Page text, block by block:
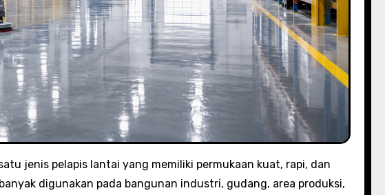
jenis pelapis lantai yang memiliki permukaan kuat, rapi, dan
digunakan pada bangunan industri, gudang, area produksi,